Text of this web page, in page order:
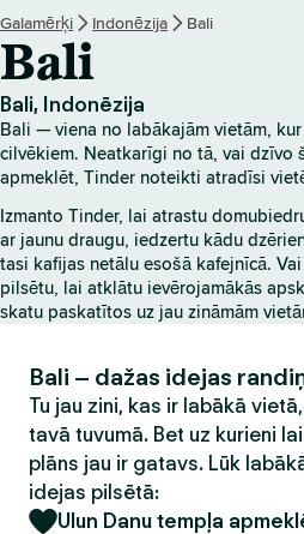
Galamērķi Indonēzija Bali
Bali
Bali, Indonēzija
Bali — viena no labākajām vietām,
cilvēkiem. Neatkarīgi no tā, vai dzīvo
apmeklēt, Tinder noteikti atradīsi
Izmanto Tinder, lai atrastu
ar jaunu draugu, iedzertu kādu
tasi kafijas netālu esošā kafejnīcā.
pilsētu, lai atklātu ievērojamākās
skatu paskatītos uz jau zināmām
Bali – dažas idejas
Tu jau zini, kas ir labākā
tavā tuvumā. Bet uz kurieni
plāns jau ir gatavs. Lūk
idejas pilsētā:
Ulun Danu tempļa